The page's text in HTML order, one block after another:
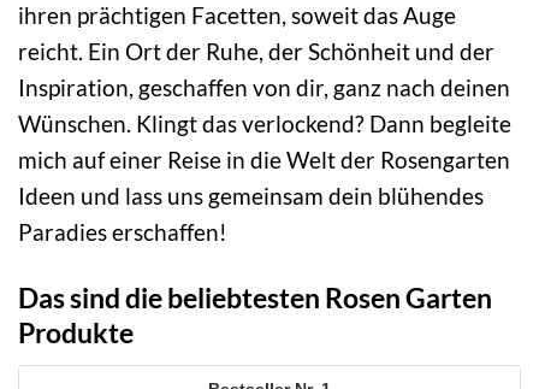
ihren prächtigen Facetten, soweit das Auge
reicht. Ein Ort der Ruhe, der Schönheit und der
Inspiration, geschaffen von dir, ganz nach deinen
Wünschen. Klingt das verlockend? Dann begleite
mich auf einer Reise in die Welt der Rosengarten
Ideen und lass uns gemeinsam dein blühendes
Paradies erschaffen!
Das sind die beliebtesten Rosen Garten
Produkte